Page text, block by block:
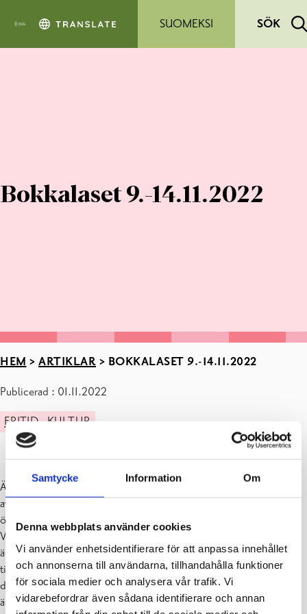
Samtycke Information Om
Denna webbplats använder cookies
Vi använder enhetsidentifierare för att anpassa innehållet
och annonserna till användarna, tillhandahålla funktioner
för sociala medier och analysera vår trafik. Vi
vidarebefordrar även sådana identifierare och annan
SUOMEKSI
SÖK
Bokkalaset 9.-14.11.2022
HEM > ARTIKLAR > BOKKALASET 9.-14.11.2022
Publicerad : 01.11.2022
FRITID KULTUR
Än en gång har vi kommit fram till den tid på året då Bokkalaset går
av stapeln. Vi kan med fog säga att det är en långvarig tradition som
överlevt, trots allt som händer och hänt i vår värld.
Vilken glädje att fysiskt samlas i bokens tecken! Distansmöten i all
ära men att möta författare och andra litteraturintresserade, lyssna
till författarframträdanden, känna närvaron och föra de spontana
diskussionerna, det är det som gör Bokkalaset till just den fest den
är ämnad att vara. Vi vidgar våra vyer och vi ökar förståelsen för